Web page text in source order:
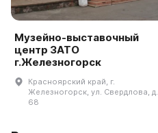
Музейно-выставочный
центр ЗАТО
г.Железногорск
Красноярский край, г.
Железногорск, ул. Свердлова, д.
68